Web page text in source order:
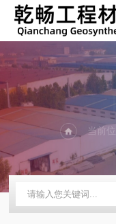
当前